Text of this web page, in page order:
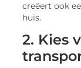
creëert ook
huis.
2. Kies